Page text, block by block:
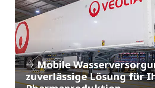
Mobile
zuverlässige Lösung für